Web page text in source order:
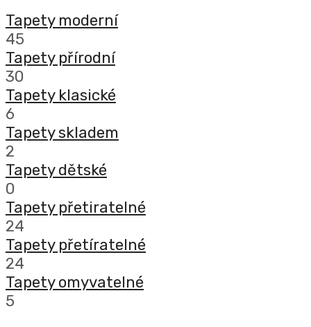
Tapety moderní
45
Tapety přírodní
30
Tapety klasické
6
Tapety skladem
2
Tapety dětské
0
Tapety přetiratelné
24
Tapety přetíratelné
24
Tapety omyvatelné
5